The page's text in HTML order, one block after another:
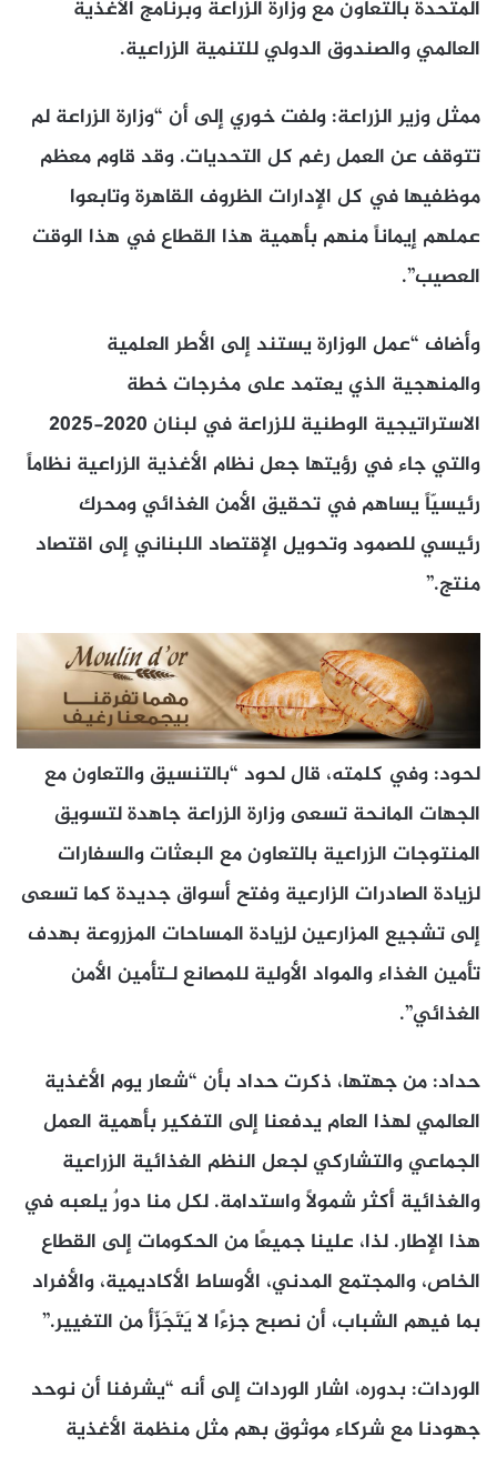
المتحدة بالتعاون مع وزارة الزراعة وبرنامج الأغذية
العالمي والصندوق الدولي للتنمية الزراعية.
ممثل وزير الزراعة: ولفت خوري إلى أن “وزارة الزراعة لم
تتوقف عن العمل رغم كل التحديات. وقد قاوم معظم
موظفيها في كل الإدارات الظروف القاهرة وتابعوا
عملهم إيماناً منهم بأهمية هذا القطاع في هذا الوقت
العصيب”.
وأضاف “عمل الوزارة يستند إلى الأطر العلمية
والمنهجية الذي يعتمد على مخرجات خطة
الاستراتيجية الوطنية للزراعة في لبنان 2020-2025
والتي جاء في رؤيتها جعل نظام الأغذية الزراعية نظاماً
رئيسيّاً يساهم في تحقيق الأمن الغذائي ومحرك
رئيسي للصمود وتحويل الإقتصاد اللبناني إلى اقتصاد
منتج.”
لحود: وفي كلمته، قال لحود “بالتنسيق والتعاون مع
الجهات المانحة تسعى وزارة الزراعة جاهدة لتسويق
المنتوجات الزراعية بالتعاون مع البعثات والسفارات
لزيادة الصادرات الزارعية وفتح أسواق جديدة كما تسعى
إلى تشجيع المزارعين لزيادة المساحات المزروعة بهدف
تأمين الغذاء والمواد الأولية للمصانع لـتأمين الأمن
الغذائي”.
حداد: من جهتها، ذكرت حداد بأن “شعار يوم الأغذية
العالمي لهذا العام يدفعنا إلى التفكير بأهمية العمل
الجماعي والتشاركي لجعل النظم الغذائية الزراعية
والغذائية أكثر شمولاً واستدامة. لكل منا دورٌ يلعبه في
هذا الإطار. لذا، علينا جميعًا من الحكومات إلى القطاع
الخاص، والمجتمع المدني، الأوساط الأكاديمية، والأفراد
بما فيهم الشباب، أن نصبح جزءًا لا يَتَجَزّأ من التغيير.”
الوردات: بدوره، اشار الوردات إلى أنه “يشرفنا أن نوحد
جهودنا مع شركاء موثوق بهم مثل منظمة الأغذية